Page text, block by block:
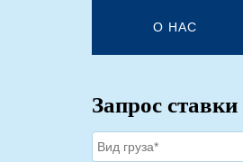
О НАС
Запрос